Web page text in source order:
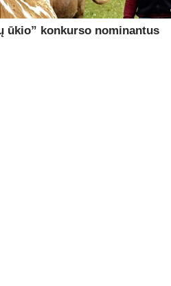
ūkio” konkurso nominantus